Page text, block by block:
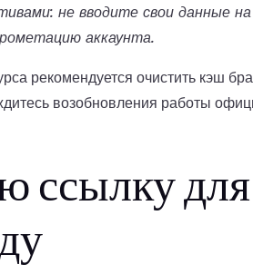
не вводите свои данные
аккаунта.
рекомендуется очистить кэш
возобновления работы
ссылку